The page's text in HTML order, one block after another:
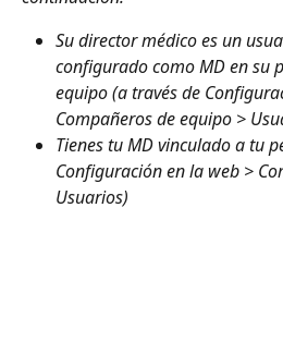
Su director médico es un
configurado como MD en su
equipo (a través de
Compañeros de equipo >
Tienes tu MD vinculado a tu
Configuración en la web >
Usuarios)